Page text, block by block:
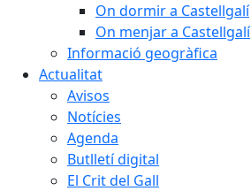
On dormir a Castellgalí
On menjar a Castellgalí
Informació geogràfica
Actualitat
Avisos
Notícies
Agenda
Butlletí digital
El Crit del Gall